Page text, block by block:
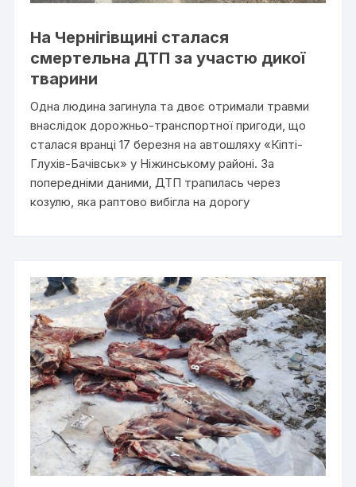
На Чернігівщині сталася
смертельна ДТП за участю дикої
тварини
Одна людина загинула та двоє отримали травми
внаслідок дорожньо-транспортної пригоди, що
сталася вранці 17 березня на автошляху «Кіпті-
Глухів-Бачівськ» у Ніжинському районі. За
попередніми даними, ДТП трапилась через
козулю, яка раптово вибігла на дорогу